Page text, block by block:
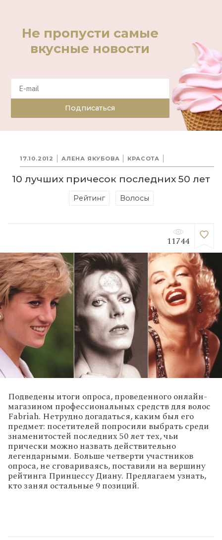
Не пропусти самые
вкусные новости
Подписаться
17.10.2012 АЛЕНА ЯКУБОВА КРАСОТА
10 лучших причесок последних 50 лет
Рейтинг Волосы
11744
Подведены итоги опроса, проведенного онлайн-
магазином профессиональных средств для волос
Fabriah. Нетрудно догадаться, каким был его
предмет: посетителей попросили выбрать среди
знаменитостей последних 50 лет тех, чьи
прически можно назвать действительно
легендарными. Больше четверти участников
опроса, не сговариваясь, поставили на вершину
рейтинга Принцессу Диану. Предлагаем узнать,
кто занял остальные 9 позиций.